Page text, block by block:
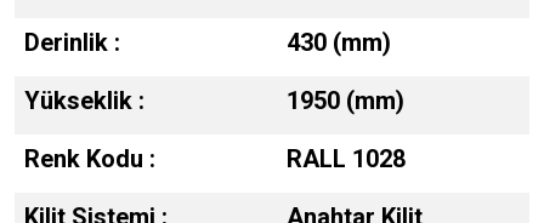
Derinlik :
430 (mm)
Yükseklik :
1950 (mm)
Renk Kodu :
RALL 1028
Kilit Sistemi :
Anahtar Kilit